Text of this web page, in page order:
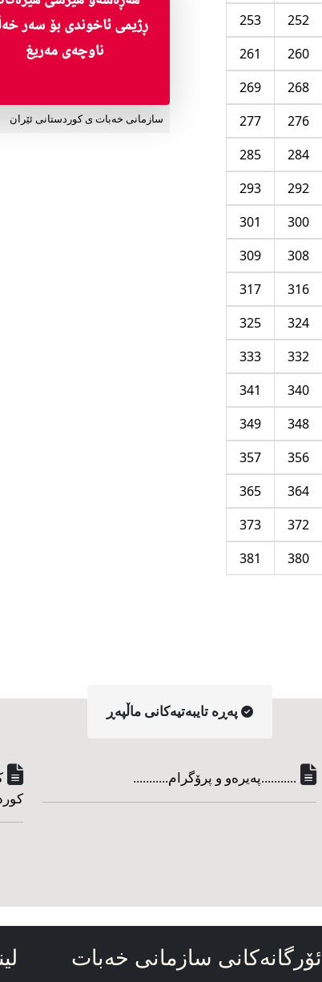
252
253
260
261
268
269
276
277
284
285
292
293
300
301
308
309
316
317
324
325
332
333
340
341
348
349
356
357
364
365
372
373
380
381
سازمانی خەبات ی کوردستانی ئێران
په‌ڕه‌ تایبه‌تیه‌کانی ماڵپه‌ڕ
...........په‌یره‌و و پرۆگرام...........
ئۆرگانه‌کانی سازمانی خه‌بات